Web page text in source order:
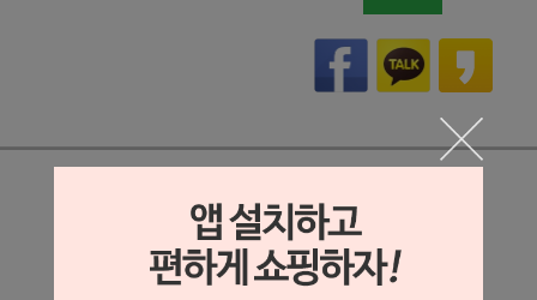
상세정보 새창 열기
상세 정보를 확대해 보실 수 있습니다.